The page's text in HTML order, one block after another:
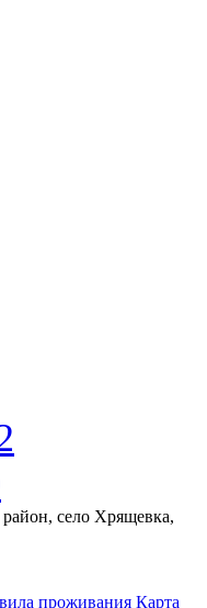
село Хрящевка,
проживания Карта